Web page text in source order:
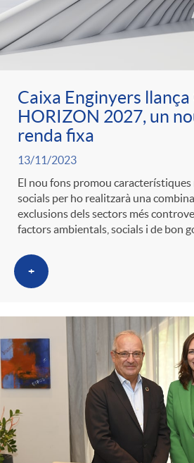
a
t
e
g
o
r
i
a
s
s
Caixa Enginyers llança
HORIZON 2027, un
renda fixa
13/11/2023
El nou fons promou
socials per ho realitzarà una
exclusions dels sectors més
factors ambientals, socials i de bon
+